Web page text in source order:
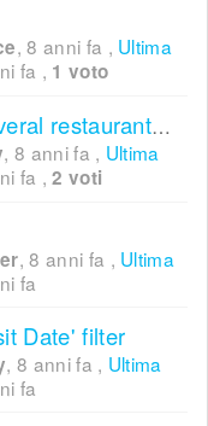
,8 anni fa , Ultima
fa , 1 voto
Prioritise tables on an overal restaurant/area and not on max table size
, 8 anni fa , Ultima
fa ,2 voti
,8 anni fa , Ultima
fa
Date' filter
, 8 anni fa , Ultima
fa